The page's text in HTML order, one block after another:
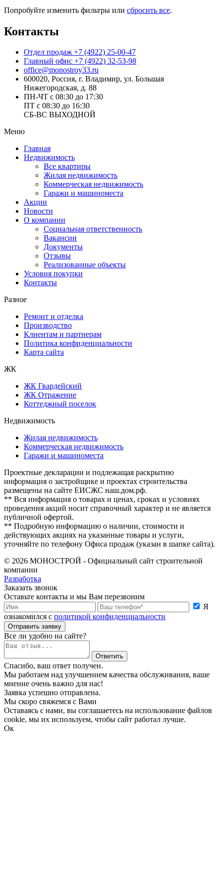
Попробуйте изменить фильтры или сбросить все.
Контакты
Отдел продаж +7 (4922) 25-00-47
Главный офис +7 (4922) 32-53-98
office@monostroy33.ru
600020, Россия, г. Владимир, ул. Большая
Нижегородская, д. 88
ПН-ЧТ с 08:30 до 17:30
ПТ с 08:30 до 16:30
СБ-ВС ВЫХОДНОЙ
Меню
Главная
Недвижимость
Все квартиры
Жилая недвижимость
Коммерческая недвижимость
Гаражи и машиноместа
Акции
Новости
О компании
Социальная ответственность
Вакансии
Документы
Отзывы
Реализованные объекты
Условия покупки
Контакты
Разное
Ремонт и отделка
Производство
Клиентам и партнерам
Политика конфиденциальности
Карта сайта
ЖК
ЖК Гвардейский
ЖК Отражение
Коттеджный поселок
Недвижимость
Жилая недвижимость
Коммерческая недвижимость
Гаражи и машиноместа
Проектные декларации и подлежащая раскрытию
информация о застройщике и проектах строительства
размещены на сайте ЕИСЖС наш.дом.рф.
** Вся информация о товарах и ценах, сроках и условиях
проведения акций носит справочный характер и не является
публичной офертой.
** Подробную информацию о наличии, стоимости и
действующих акциях на указанные товары и услуги,
уточняйте по телефону Офиса продаж (указан в шапке сайта).
© 2026 МОНОСТРОЙ - Официальный сайт строительной
компании
Разработка
Заказать звонок
Оставьте контакты и мы Вам перезвоним
Я
ознакомился с политикой конфиденциальности
Отправить заявку
Все ли удобно на сайте?
Ответить
Спасибо, ваш ответ получен.
Мы работаем над улучшением качества обслуживания, ваше
мнение очень важно для нас!
Заявка успешно отправлена.
Мы скоро свяжемся с Вами
Оставаясь с нами, вы соглашаетесь на использование файлов
cookie, мы их используем, чтобы сайт работал лучше.
Ок